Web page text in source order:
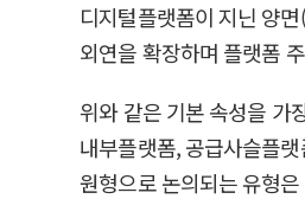
디지털플랫폼이 지닌 양
외연을 확장하며 플랫폼
위와 같은 기본 속성을 가
내부플랫폼, 공급사슬플
원형으로 논의되는 유형